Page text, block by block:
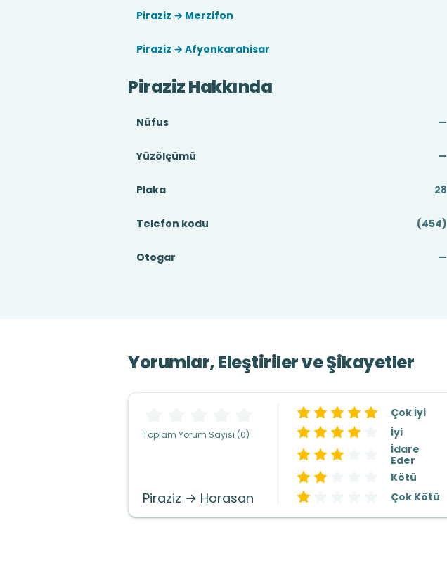
Piraziz → Merzifon
Piraziz → Afyonkarahisar
Piraziz Hakkında
Nüfus —
Yüzölçümü —
Plaka 28
Telefon kodu (454)
Otogar —
Yorumlar, Eleştiriler ve Şikayetler
Toplam Yorum Sayısı (0)
Piraziz → Horasan
Çok İyi
İyi
İdare
Eder
Kötü
Çok Kötü